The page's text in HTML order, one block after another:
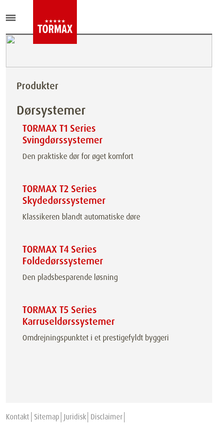
Produkter
Dørsystemer
TORMAX T1 Series
Svingdørssystemer
Den praktiske dør for øget komfort
TORMAX T2 Series
Skydedørssystemer
Klassikeren blandt automatiske døre
TORMAX T4 Series
Foldedørssystemer
Den pladsbesparende løsning
TORMAX T5 Series
Karruseldørssystemer
Omdrejningspunktet i et prestigefyldt byggeri
Kontakt Sitemap Juridisk Disclaimer